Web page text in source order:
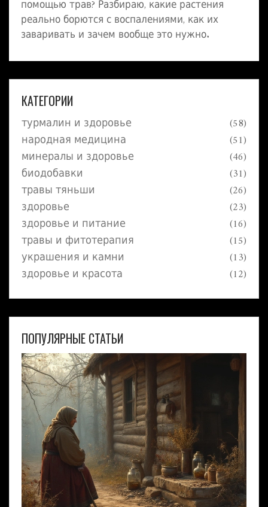
помощью трав? Разбираю, какие растения
реально борются с воспалениями, как их
заваривать и зачем вообще это нужно.
КАТЕГОРИИ
турмалин и здоровье (58)
народная медицина (51)
минералы и здоровье (46)
биодобавки (31)
травы тяньши (26)
здоровье (23)
здоровье и питание (16)
травы и фитотерапия (15)
украшения и камни (13)
здоровье и красота (12)
ПОПУЛЯРНЫЕ СТАТЬИ